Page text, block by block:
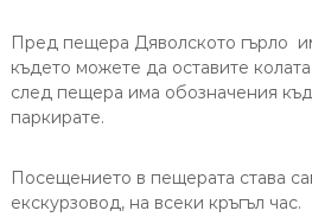
Пред пещера Дяволското гърло
където можете да оставите
след пещера има обозначения
паркирате.
Посещението в пещерата става
екскурзовод, на всеки кръгъл час.